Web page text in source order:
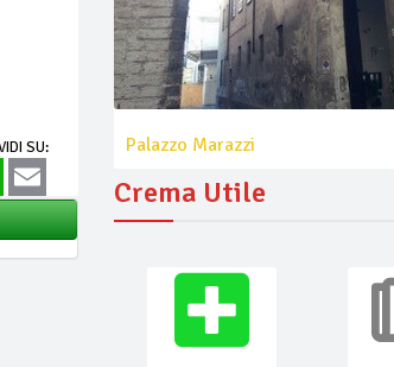
SU:
WhatsApp
Palazzo Marazzi
Crema Utile